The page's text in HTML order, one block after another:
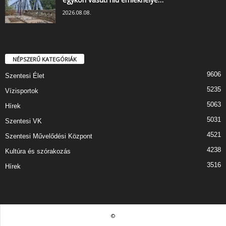
2026.08.08.
NÉPSZERŰ KATEGÓRIÁK
Szentesi Élet 9606
Vízisportok 5235
Hírek 5063
Szentesi VK 5031
Szentesi Művelődési Központ 4521
Kultúra és szórakozás 4238
Hírek 3516
©